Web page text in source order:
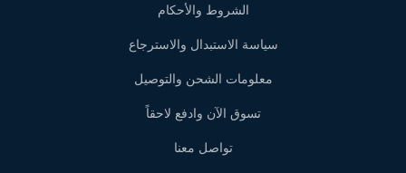
الشروط والأحكام
سياسة الاستبدال والاسترجاع
معلومات الشحن والتوصيل
تسوق الآن وادفع لاحقاً
تواصل معنا